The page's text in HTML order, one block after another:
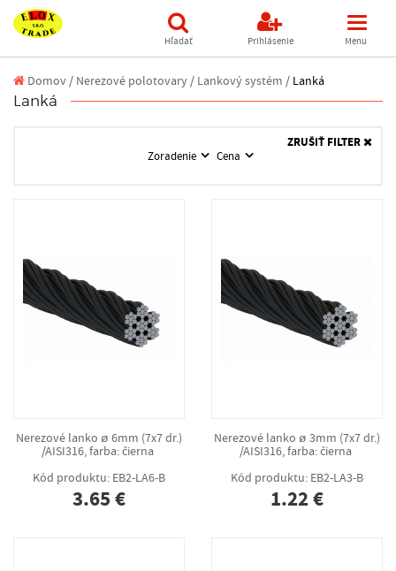
Hľadať Prihlásenie Menu
Domov/ Nerezové polotovary / Lankový systém / Lanká
Lanká
Zoradenie Cena
ZRUŠIŤ FILTER
Nerezové lanko ø 6mm (7x7 dr.)
/AISI316, farba: čierna
Kód produktu: EB2-LA6-B
3.65 €
Nerezové lanko ø 3mm (7x7 dr.)
/AISI316, farba: čierna
Kód produktu: EB2-LA3-B
1.22 €